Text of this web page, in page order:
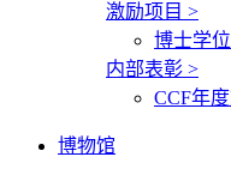
激励项目 >
博士学
内部表彰 >
CCF年
博物馆